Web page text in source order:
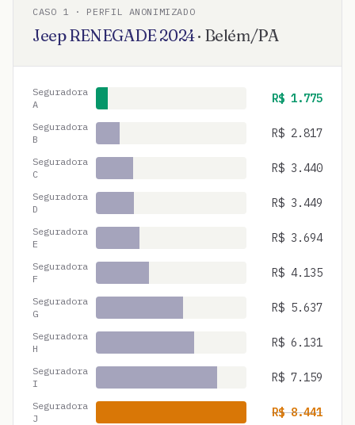
CASO 1 · PERFIL ANONIMIZADO
JeepRENEGADE2024· Belém/PA
Seguradora
A
R$ 1.775
Seguradora
B
R$ 2.817
Seguradora
C
R$ 3.440
Seguradora
D
R$ 3.449
Seguradora
E
R$ 3.694
Seguradora
F
R$ 4.135
Seguradora
G
R$ 5.637
Seguradora
H
R$ 6.131
Seguradora
I
R$ 7.159
Seguradora
J
R$8.441